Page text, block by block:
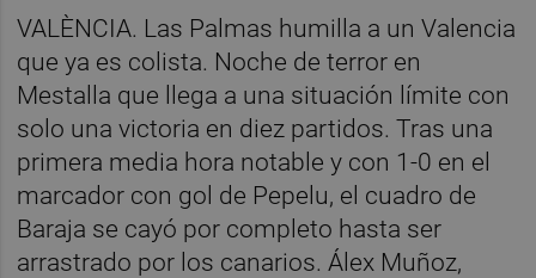
VALÈNCIA. Las Palmas humilla a un Valencia
que ya es colista. Noche de terror en
Mestalla que llega a una situación límite con
solo una victoria en diez partidos. Tras una
primera media hora notable y con 1-0 en el
marcador con gol de Pepelu, el cuadro de
Baraja se cayó por completo hasta ser
arrastrado por los canarios. Álex Muñoz,